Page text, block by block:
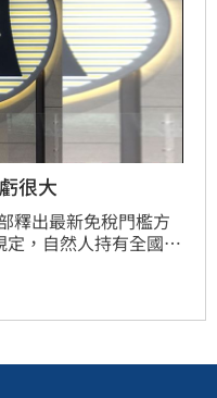
很大
釋出最新免稅門檻方
，自然人持有全國合
務機關直接核定。今